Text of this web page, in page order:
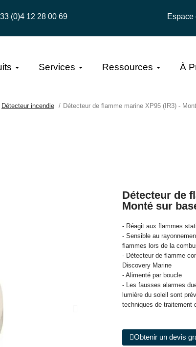
(0)4 12 28 00 69 Espace
Services Ressources À
Détecteur incendie Détecteur de flamme marine XP95 (IR3) -
Détecteur de
Monté sur
- Réagit aux flammes
- Sensible au
flammes lors de la
- Détecteur de flamme
Discovery Marine
- Alimenté par boucle
- Les fausses alarmes
lumière du soleil sont
techniques de traitement
Obtenir un devis